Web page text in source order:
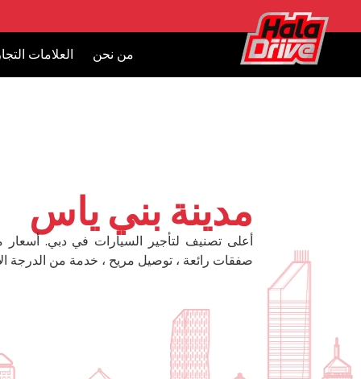
من نحن العلامات
مدينة بني ياس
أعلى تصنيف لتأجير السيارات في دبي.
صفقات رائعة ، توصيل مريح ، خدمة من الدرجة